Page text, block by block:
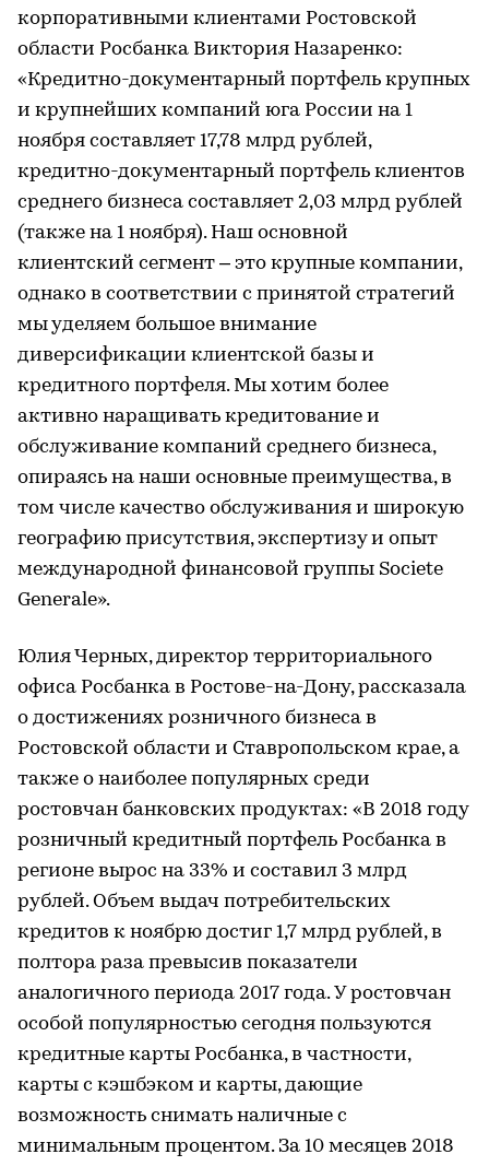
корпоративными клиентами Ростовской
области Росбанка Виктория Назаренко:
«Кредитно-документарный портфель крупных
и крупнейших компаний юга России на 1
ноября составляет 17,78 млрд рублей,
кредитно-документарный портфель клиентов
среднего бизнеса составляет 2,03 млрд рублей
(также на 1 ноября). Наш основной
клиентский сегмент – это крупные компании,
однако в соответствии с принятой стратегий
мы уделяем большое внимание
диверсификации клиентской базы и
кредитного портфеля. Мы хотим более
активно наращивать кредитование и
обслуживание компаний среднего бизнеса,
опираясь на наши основные преимущества, в
том числе качество обслуживания и широкую
географию присутствия, экспертизу и опыт
международной финансовой группы Societe
Generale».
Юлия Черных, директор территориального
офиса Росбанка в Ростове-на-Дону, рассказала
о достижениях розничного бизнеса в
Ростовской области и Ставропольском крае, а
также о наиболее популярных среди
ростовчан банковских продуктах: «В 2018 году
розничный кредитный портфель Росбанка в
регионе вырос на 33% и составил 3 млрд
рублей. Объем выдач потребительских
кредитов к ноябрю достиг 1,7 млрд рублей, в
полтора раза превысив показатели
аналогичного периода 2017 года. У ростовчан
особой популярностью сегодня пользуются
кредитные карты Росбанка, в частности,
карты с кэшбэком и карты, дающие
возможность снимать наличные с
минимальным процентом. За 10 месяцев 2018